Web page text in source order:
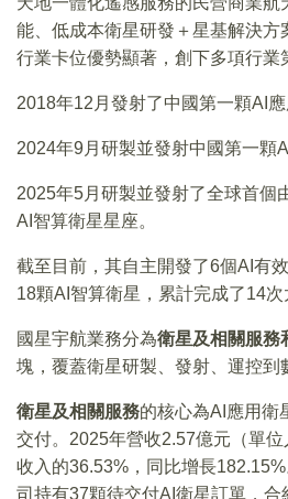
能、低成本衛星研發＋星基解決方
行業卡位優勢顯著，創下多項行業
2018年12月發射了中國第一顆AI應
2024年9月研製並發射中國第一顆
2025年5月研製並發射了全球首個
AI智算衛星星座。
截至目前，其自主開發了6個AI有
18顆AI智算衛星，累計完成了14次
國星宇航業務分為衛星及相關服務
塊，覆蓋衛星研製、發射、運控到
衛星及相關服務的核心為AI應用衛
交付。2025年營收2.57億元（單
收入的36.53%，同比增長
司持有37顆待交付AI衛星訂單，合